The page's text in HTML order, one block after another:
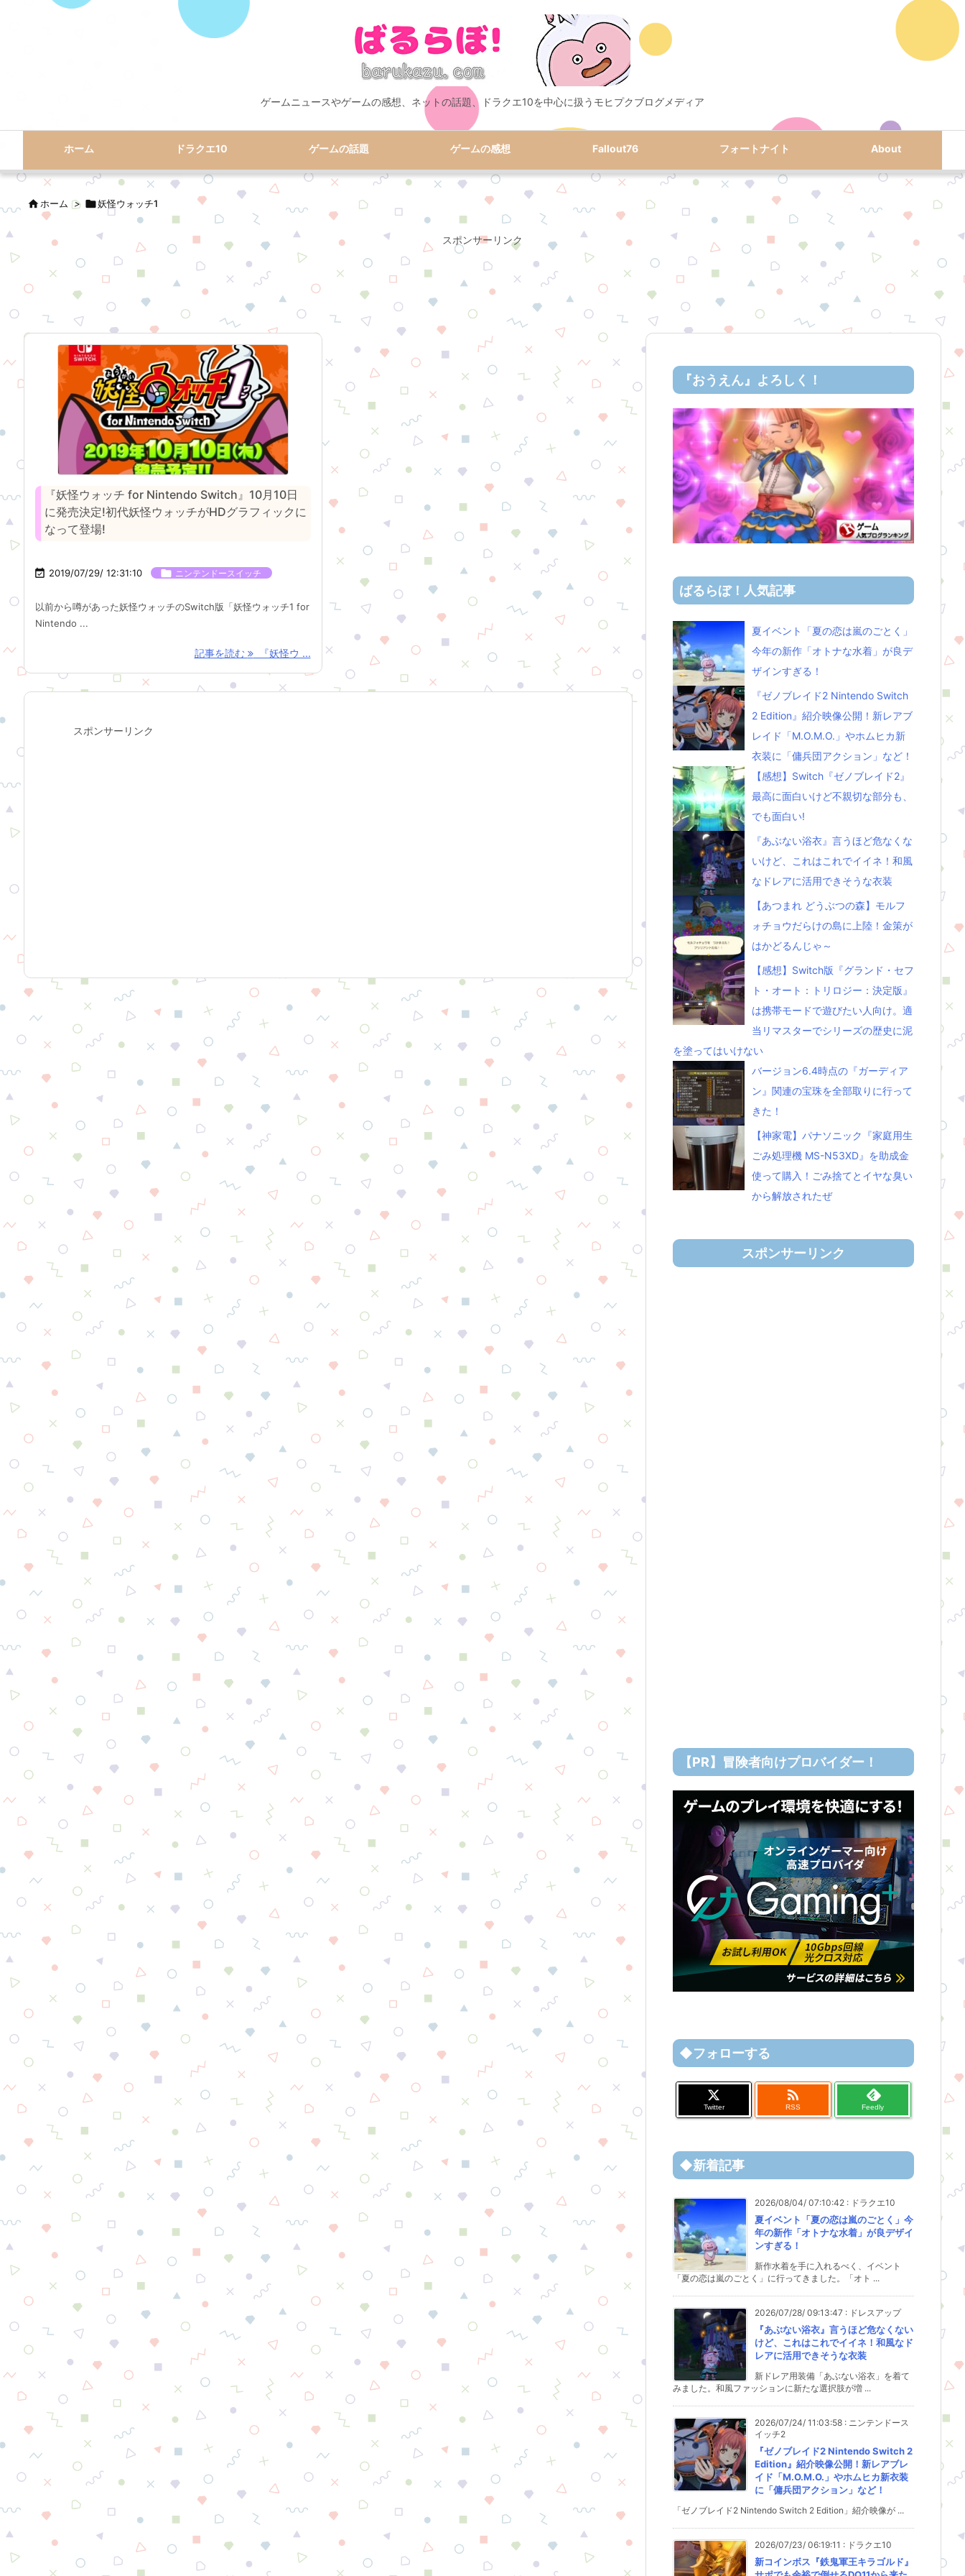
ゲームニュースやゲームの感想、ネットの話題、ドラクエ10を中心に扱うモヒプクブログメディア
ホーム ドラクエ10 ゲームの話題 ゲームの感想 Fallout76 フォートナイト About
ホーム > 妖怪ウォッチ1
スポンサーリンク
『妖怪ウォッチ for Nintendo Switch』10月10日
に発売決定!初代妖怪ウォッチがHDグラフィックに
なって登場!
 2019/07/29/ 12:31:10  ニンテンドースイッチ
以前から噂があった妖怪ウォッチのSwitch版「妖怪ウォッチ1 for
Nintendo ...
記事を読む 『妖怪ウ ...
スポンサーリンク
『おうえん』よろしく！
ばるらぼ！人気記事
夏イベント「夏の恋は嵐のごとく」
今年の新作「オトナな水着」が良デ
ザインすぎる！
『ゼノブレイド2 Nintendo Switch
2 Edition』紹介映像公開！新レアブ
レイド「M.O.M.O.」やホムヒカ新
衣装に「傭兵団アクション」など！
【感想】Switch『ゼノブレイド2』
最高に面白いけど不親切な部分も、
でも面白い!
『あぶない浴衣』言うほど危なくな
いけど、これはこれでイイネ！和風
なドレアに活用できそうな衣装
【あつまれ どうぶつの森】モルフ
ォチョウだらけの島に上陸！金策が
はかどるんじゃ～
【感想】Switch版『グランド・セフ
ト・オート：トリロジー：決定版』
は携帯モードで遊びたい人向け。適
当リマスターでシリーズの歴史に泥
を塗ってはいけない
バージョン6.4時点の『ガーディア
ン』関連の宝珠を全部取りに行って
きた！
【神家電】パナソニック『家庭用生
ごみ処理機 MS-N53XD』を助成金
使って購入！ごみ捨てとイヤな臭い
から解放されたぜ
スポンサーリンク
【PR】冒険者向けプロバイダー！
◆フォローする
Twitter

RSS Feedly
◆新着記事
2026/08/04/ 07:10:42 : ドラクエ10
夏イベント「夏の恋は嵐のごとく」今
年の新作「オトナな水着」が良デザイ
ンすぎる！
新作水着を手に入れるべく、イベント
「夏の恋は嵐のごとく」に行ってきました。「オト ...
2026/07/28/ 09:13:47 : ドレスアップ
『あぶない浴衣』言うほど危なくない
けど、これはこれでイイネ！和風なド
レアに活用できそうな衣装
新ドレア用装備「あぶない浴衣」を着て
みました。和風ファッションに新たな選択肢が増 ...
2026/07/24/ 11:03:58 : ニンテンドース
イッチ2
『ゼノブレイド2 Nintendo Switch 2
Edition』紹介映像公開！新レアブレ
イド「M.O.M.O.」やホムヒカ新衣装
に「傭兵団アクション」など！
「ゼノブレイド2 Nintendo Switch 2 Edition」紹介映像が ...
2026/07/23/ 06:19:11 : ドラクエ10
新コインボス『鉄鬼軍王キラゴルド』